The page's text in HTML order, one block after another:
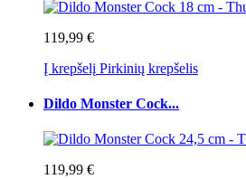
119,99 €
Į krepšelį Pirkinių krepšelis
Dildo Monster Cock...
119,99 €